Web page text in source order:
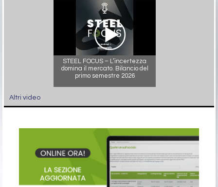
STEEL FOCUS – L’incertezza
domina il mercato. Bilancio del
primo semestre 2026
Altri video